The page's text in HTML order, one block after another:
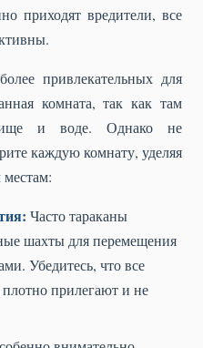
приходят вредители, все
привлекательных для
комната, так как там
и воде. Однако не
каждую комнату, уделяя
Часто тараканы
шахты для перемещения
Убедитесь, что все
прилегают и не